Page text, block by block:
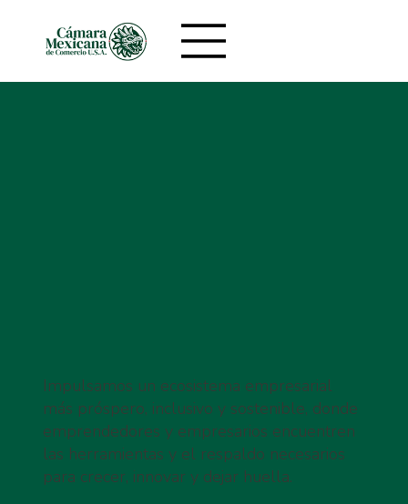
Impulsamos un ecosistema empresarial
más próspero, inclusivo y sostenible, donde
emprendedores y empresarios encuentren
las herramientas y el respaldo necesarios
para crecer, innovar y dejar huella.